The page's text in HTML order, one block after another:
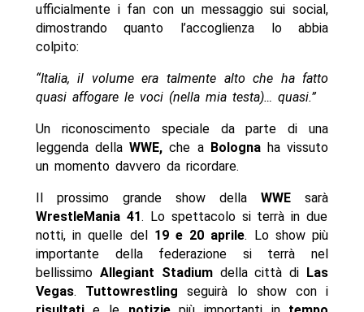
ufficialmente i fan con un messaggio sui social,
dimostrando quanto l’accoglienza lo abbia
colpito:
“Italia, il volume era talmente alto che ha fatto
quasi affogare le voci (nella mia testa)… quasi.”
Un riconoscimento speciale da parte di una
leggenda dellaWWE, che a Bolognaha vissuto
un momento davvero da ricordare.
Il prossimo grande show dellaWWE sarà
WrestleMania 41. Lo spettacolo si terrà in due
notti, in quelle del 19 e 20 aprile. Lo show più
importante della federazione si terrà nel
bellissimo Allegiant Stadiumdella città di
Las
Vegas. Tuttowrestling seguirà lo show con i